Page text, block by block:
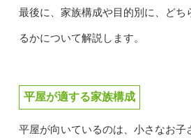
最後に、家族構成や目的別に、どち
るかについて解説します。
平屋が適する家族構成
平屋が向いているのは、小さなお子